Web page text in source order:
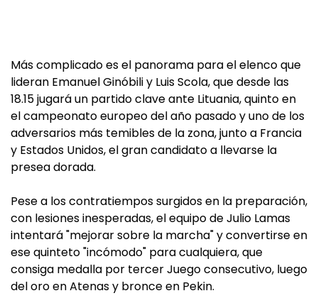
Más complicado es el panorama para el elenco que
lideran Emanuel Ginóbili y Luis Scola, que desde las
18.15 jugará un partido clave ante Lituania, quinto en
el campeonato europeo del año pasado y uno de los
adversarios más temibles de la zona, junto a Francia
y Estados Unidos, el gran candidato a llevarse la
presea dorada.
Pese a los contratiempos surgidos en la preparación,
con lesiones inesperadas, el equipo de Julio Lamas
intentará "mejorar sobre la marcha" y convertirse en
ese quinteto "incómodo" para cualquiera, que
consiga medalla por tercer Juego consecutivo, luego
del oro en Atenas y bronce en Pekin.